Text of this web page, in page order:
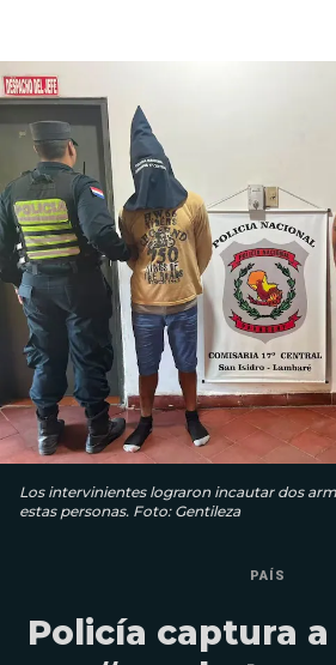
Los intervinientes lograron incautar dos
estas personas. Foto: Gentileza
PAÍS
Policía captura